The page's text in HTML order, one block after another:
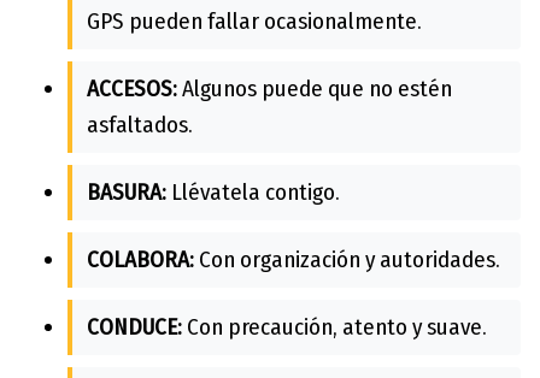
GPS pueden fallar ocasionalmente.
ACCESOS:Algunos puede que no estén
asfaltados.
BASURA: Llévatela contigo.
COLABORA: Con organización y autoridades.
CONDUCE: Con precaución, atento y suave.